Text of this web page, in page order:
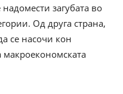
загубата во
Од друга страна,
се насочи кон